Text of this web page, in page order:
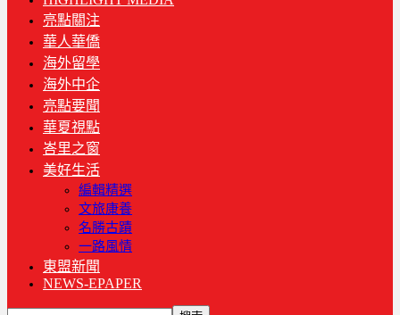
亮點關注
華人華僑
海外留學
海外中企
亮點要聞
華夏視點
峇里之窗
美好生活
編輯精選
文旅康養
名勝古蹟
一路風情
東盟新聞
NEWS-EPAPER